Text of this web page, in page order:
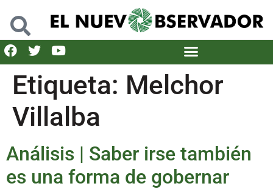
Etiqueta: Melchor
Villalba
Análisis | Saber irse también
es una forma de gobernar